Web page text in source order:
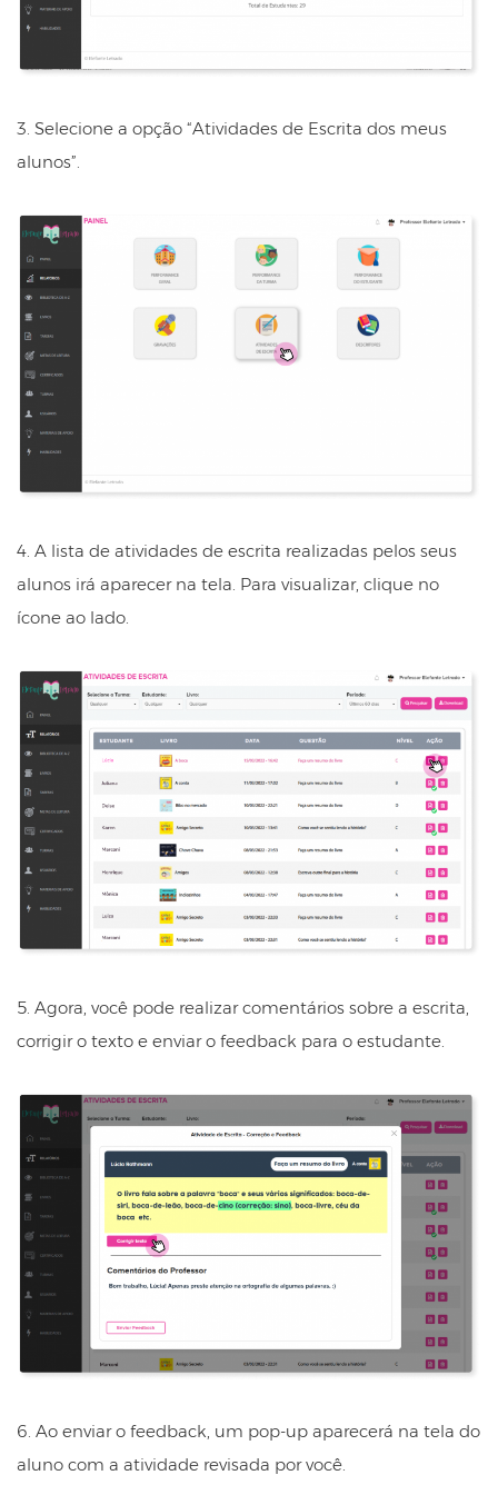
3. Selecione a opção “Atividades de Escrita dos meus
alunos”.
4. A lista de atividades de escrita realizadas pelos seus
alunos irá aparecer na tela. Para visualizar, clique no
ícone ao lado.
5. Agora, você pode realizar comentários sobre a escrita,
corrigir o texto e enviar o feedback para o estudante.
6. Ao enviar o feedback, um pop-up aparecerá na tela do
aluno com a atividade revisada por você.